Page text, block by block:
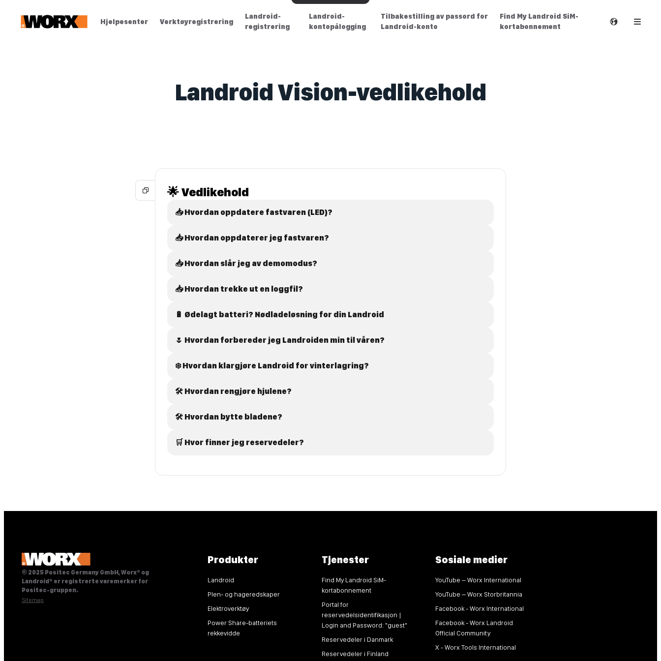
Hjelpesenter Verktøyregistrering
Landroid-
registrering
Landroid-
kontopålogging
Tilbakestilling av passord for
Landroid-konto
Find My Landroid SiM-
kortabonnement
Landroid Vision-vedlikehold
🌟 Vedlikehold
📥 Hvordan oppdatere fastvaren (LED)?
📥 Hvordan oppdaterer jeg fastvaren?
📥 Hvordan slår jeg av demomodus?
📥 Hvordan trekke ut en loggfil?
🔋 Ødelagt batteri? Nødladeløsning for din Landroid
🌷 Hvordan forbereder jeg Landroiden min til våren?
❄️ Hvordan klargjøre Landroid for vinterlagring?
🛠️ Hvordan rengjøre hjulene?
🛠️ Hvordan bytte bladene?
🛒 Hvor finner jeg reservedeler?
© 2025 Positec Germany GmbH, Worx® og
Landroid® er registrerte varemerker for
Positec-gruppen.
Sitemap
Produkter
Landroid
Plen- og hageredskaper
Elektroverktøy
Power Share-batteriets
rekkevidde
Tjenester
Find My Landroid SiM-
kortabonnement
Portal for
reservedelsidentifikasjon |
Login and Password: "guest"
Reservedeler i Danmark
Reservedeler i Finland
Sosiale medier
YouTube – Worx International
YouTube – Worx Storbritannia
Facebook - Worx International
Facebook - Worx Landroid
Official Community
X - Worx Tools International